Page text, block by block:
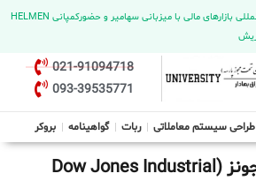
🔔 اطلاعیه : برگزاری سمینار بین المللی بازارهای مالی با میزبانی سهامیر و حضورکمپانی HELMEN
021-91094718
093-39535771
طراحی سیستم معاملاتی ربات گواهینامه بروکر
میانگین صنعتی داوجونز (Dow Jones Industrial